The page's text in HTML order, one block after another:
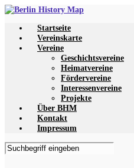
Zum
springenStartseite
Vereinskarte
Vereine
Geschichtsvereine
Heimatvereine
Fördervereine
Interessenvereine
Projekte
Über BHM
Kontakt
Impressum